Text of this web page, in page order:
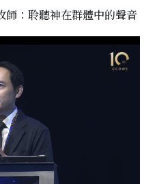
師：聆聽神在群體中的聲音